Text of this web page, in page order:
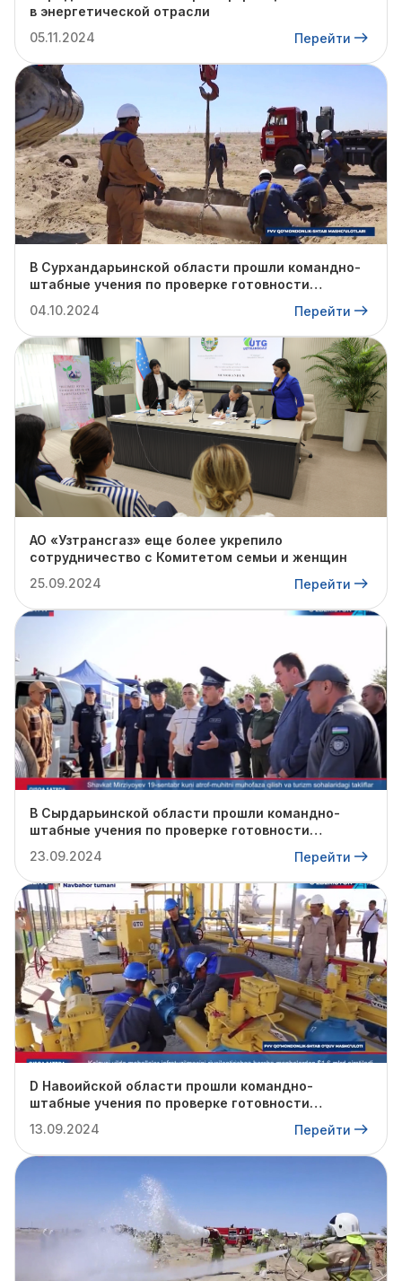
в энергетической отрасли
05.11.2024
Перейти
В Сурхандарьинской области прошли командно-
штабные учения по проверке готовности
отопительному сезону.
04.10.2024 Перейти
АО «Узтрансгаз» еще более укрепило
сотрудничество с Комитетом семьи и женщин
25.09.2024
Перейти
В Сырдарьинской области прошли командно-
штабные учения по проверке готовности
отопительному сезону.
23.09.2024 Перейти
D Навоийской области прошли командно-
штабные учения по проверке готовности
отопительному сезону.
13.09.2024 Перейти